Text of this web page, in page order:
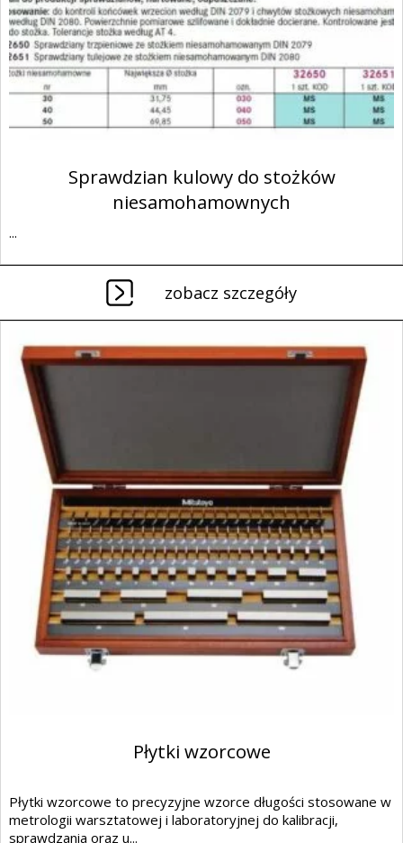
Sprawdzian kulowy do stożków
niesamohamownych
...
zobacz szczegóły
Płytki wzorcowe
Płytki wzorcowe to precyzyjne wzorce długości stosowane w
metrologii warsztatowej i laboratoryjnej do kalibracji,
sprawdzania oraz u...